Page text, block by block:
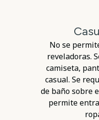
No se
reveladoras.
camiseta,
casual. Se
de baño sobre
permite